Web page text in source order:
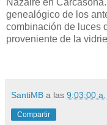
genealógico de los
combinación de luces
proveniente de la
SantiMB a las 9:03:00 a.
Compartir